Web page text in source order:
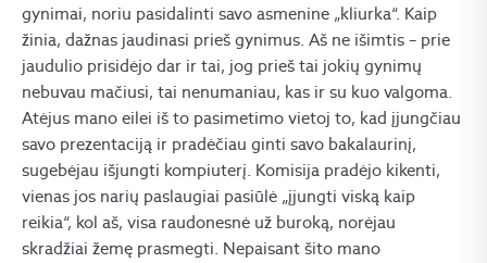
gynimai, noriu pasidalinti savo asmenine „kliurka“. Kaip
žinia, dažnas jaudinasi prieš gynimus. Aš ne išimtis – prie
jaudulio prisidėjo dar ir tai, jog prieš tai jokių gynimų
nebuvau mačiusi, tai nenumaniau, kas ir su kuo valgoma.
Atėjus mano eilei iš to pasimetimo vietoj to, kad įjungčiau
savo prezentaciją ir pradėčiau ginti savo bakalaurinį,
sugebėjau išjungti kompiuterį. Komisija pradėjo kikenti,
vienas jos narių paslaugiai pasiūlė „įjungti viską kaip
reikia“, kol aš, visa raudonesnė už buroką, norėjau
skradžiai žemę prasmegti. Nepaisant šito mano